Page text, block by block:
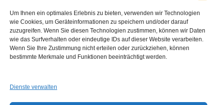
Um Ihnen ein optimales Erlebnis zu bieten, verwenden wir Technologien
wie Cookies, um Geräteinformationen zu speichern und/oder darauf
zuzugreifen. Wenn Sie diesen Technologien zustimmen, können wir Daten
wie das Surfverhalten oder eindeutige IDs auf dieser Website verarbeiten.
Wenn Sie Ihre Zustimmung nicht erteilen oder zurückziehen, können
bestimmte Merkmale und Funktionen beeinträchtigt werden.
Dienste verwalten
GUAD e.V.
info@guad-netz.de